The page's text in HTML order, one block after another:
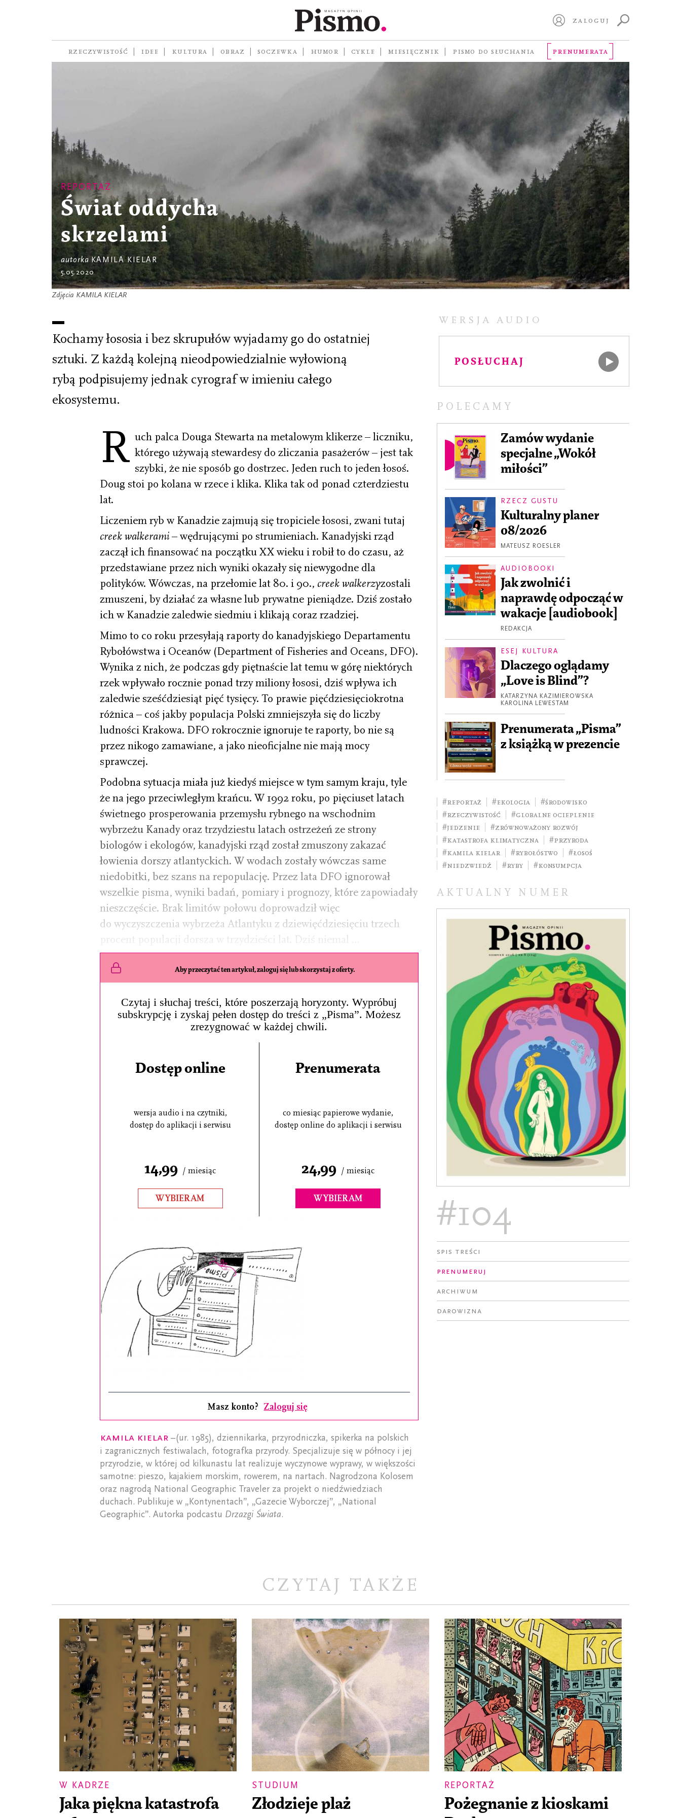
ZALOGUJ
RZECZYWISTOŚĆ IDEE KULTURA OBRAZ SOCZEWKA HUMOR CYKLE MIESIĘCZNIK PISMO DO SŁUCHANIA PRENUMERATA
REPORTAŻ
Świat oddycha
skrzelami
autorka KAMILA KIELAR
5.05.2020
Zdjęcia KAMILA KIELAR
Kochamy łososia i bez skrupułów wyjadamy go do ostatniej
sztuki. Z każdą kolejną nieodpowiedzialnie wyłowioną
rybą podpisujemy jednak cyrograf w imieniu całego
ekosystemu.
WERSJA AUDIO
POSŁUCHAJ
R uch palca Douga Stewarta na metalowym klikerze – liczniku,
którego używają stewardesy do zliczania pasażerów – jest tak
szybki, że nie sposób go dostrzec. Jeden ruch to jeden łosoś.
Doug stoi po kolana w rzece i klika. Klika tak od ponad czterdziestu
lat.
Liczeniem ryb w Kanadzie zajmują się tropiciele łososi, zwani tutaj
creek walkerami– wędrującymi po strumieniach. Kanadyjski rząd
zaczął ich finansować na początku XX wieku i robił to do czasu, aż
przedstawiane przez nich wyniki okazały się niewygodne dla
polityków. Wówczas, na przełomie lat 80. i 90., creek walkerzyzostali
zmuszeni, by działać za własne lub prywatne pieniądze. Dziś zostało
ich w Kanadzie zaledwie siedmiu i klikają coraz rzadziej.
Mimo to co roku przesyłają raporty do kanadyjskiego Departamentu
Rybołówstwa i Oceanów (Department of Fisheries and Oceans, DFO).
Wynika z nich, że podczas gdy piętnaście lat temu w górę niektórych
rzek wpływało rocznie ponad trzy miliony łososi, dziś wpływa ich
zaledwie sześćdziesiąt pięć tysięcy. To prawie pięćdziesięciokrotna
różnica – coś jakby populacja Polski zmniejszyła się do liczby
ludności Krakowa. DFO rokrocznie ignoruje te raporty, bo nie są
przez nikogo zamawiane, a jako nieoficjalne nie mają mocy
sprawczej.
Podobna sytuacja miała już kiedyś miejsce w tym samym kraju, tyle
że na jego przeciwległym krańcu. W 1992 roku, po pięciuset latach
świetnego prosperowania przemysłu rybnego na wschodnim
wybrzeżu Kanady oraz trzydziestu latach ostrzeżeń ze strony
biologów i ekologów, kanadyjski rząd został zmuszony zakazać
łowienia dorszy atlantyckich. W wodach zostały wówczas same
niedobitki, bez szans na repopulację. Przez lata DFO ignorował
wszelkie pisma, wyniki badań, pomiary i prognozy, które zapowiadały
nieszczęście. Brak limitów połowu doprowadził więc
do wyczyszczenia wybrzeża Atlantyku z dziewięćdziesięciu trzech
procent populacji dorsza w trzydzieści lat. Dziś niemal …
Aby przeczytać ten artykuł, zaloguj się lub skorzystaj z oferty.
Czytaj i słuchaj treści, które poszerzają horyzonty. Wypróbuj
subskrypcję i zyskaj pełen dostęp do treści z „Pisma”. Możesz
zrezygnować w każdej chwili.
Dostęp online
wersja audio i na czytniki,
dostęp do aplikacji i serwisu
14,99 / miesiąc
WYBIERAM
Prenumerata
co miesiąc papierowe wydanie,
dostęp online do aplikacji i serwisu
24,99 / miesiąc
WYBIERAM
Masz konto? Zaloguj się
Kamila Kielar–(ur. 1985), dziennikarka, przyrodniczka, spikerka na polskich
i zagranicznych festiwalach, fotografka przyrody. Specjalizuje się w północy i jej
przyrodzie, w której od kilkunastu lat realizuje wyczynowe wyprawy, w większości
samotne: pieszo, kajakiem morskim, rowerem, na nartach. Nagrodzona Kolosem
oraz nagrodą National Geographic Traveler za projekt o niedźwiedziach
duchach. Publikuje w „Kontynentach”, „Gazecie Wyborczej”, „National
Geographic”. Autorka podcastu Drzazgi Świata.
POLECAMY
Zamów wydanie
specjalne „Wokół
miłości”
RZECZ GUSTU
Kulturalny planer
08/2026
MATEUSZ ROESLER
AUDIOBOOKI
Jak zwolnić i
naprawdę odpocząć w
wakacje [audiobook]
REDAKCJA
ESEJ KULTURA
Dlaczego oglądamy
„Love is Blind”?
KATARZYNA KAZIMIEROWSKA
KAROLINA LEWESTAM
Prenumerata „Pisma”
z książką w prezencie
#reportaż #ekologia
#środowisko
#rzeczywistość
#globalne ocieplenie
#jedzenie
#zrównoważony rozwój
#katastrofa klimatyczna
#przyroda
#Kamila Kielar
#rybołóstwo
#łosoś
#niedzwiedź
#ryby #konsumpcja
AKTUALNY NUMER
#104
Spis treści
Prenumeruj
Archiwum
Darowizna
CZYTAJ TAKŻE
W KADRZE
Jaka piękna katastrofa
STUDIUM
Złodzieje plaż
REPORTAŻ
Pożegnanie z kioskami